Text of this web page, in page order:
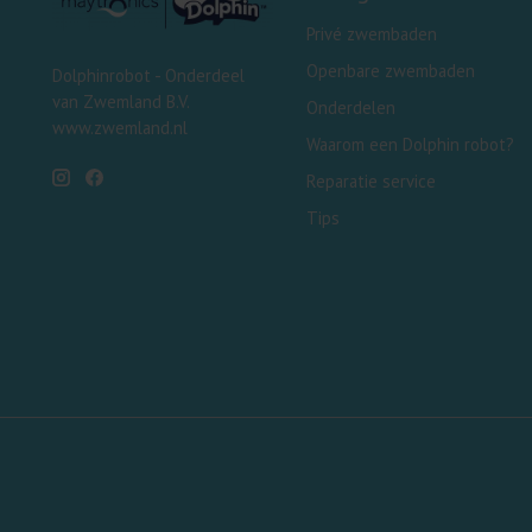
Dolphinrobot - Onderdeel
van Zwemland B.V.
www.zwemland.nl
Privé zwembaden
Openbare zwembaden
Onderdelen
Waarom een Dolphin robot?
Reparatie service
Tips